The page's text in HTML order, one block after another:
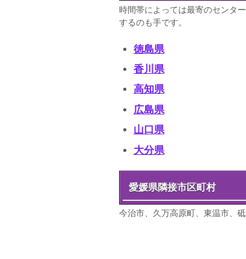
時間帯によっては最寄のセンタ
するのも手です。
徳島県
香川県
高知県
広島県
山口県
大分県
愛媛県隣接市区町村
今治市、久万高原町、東温市、